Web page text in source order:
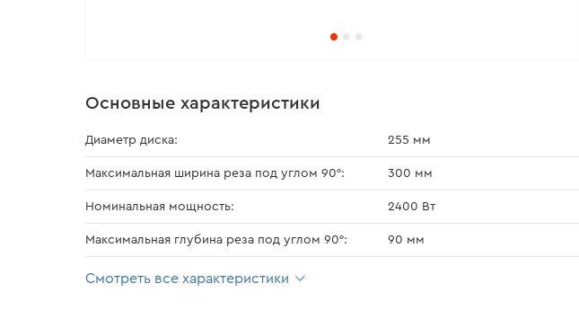
Основные характеристики
Диаметр диска: 255 мм
Максимальная ширина реза под углом 90°: 300 мм
Номинальная мощность: 2400 Вт
Максимальная глубина реза под углом 90°: 90 мм
Смотреть все характеристики